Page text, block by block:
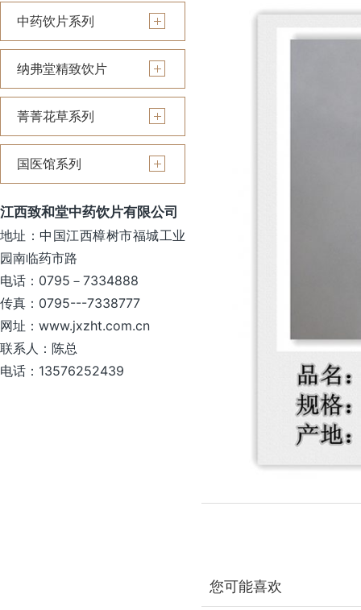
中药饮片系列
纳弗堂精致饮片
菁菁花草系列
国医馆系列
江西致和堂中药饮片有限公司
地址：中国江西樟树市福城工业
园南临药市路
电话：0795－7334888
传真：0795---7338777
网址：www.jxzht.com.cn
联系人：陈总
电话：13576252439
您可能喜欢